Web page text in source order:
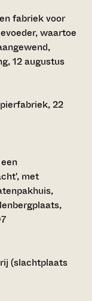
fabriek voor
waartoe
12 augustus
22
met
(slachtplaats